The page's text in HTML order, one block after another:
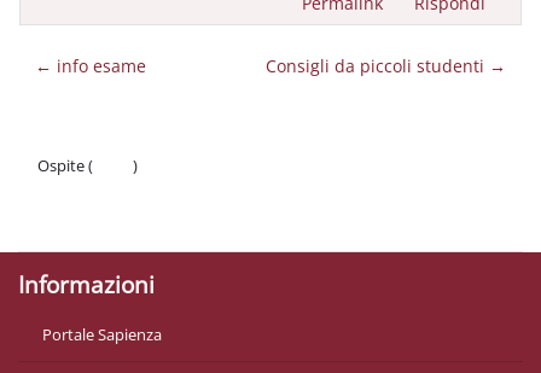
← info esame Consigli da piccoli studenti →
Ospite (
)
Informazioni
Portale Sapienza